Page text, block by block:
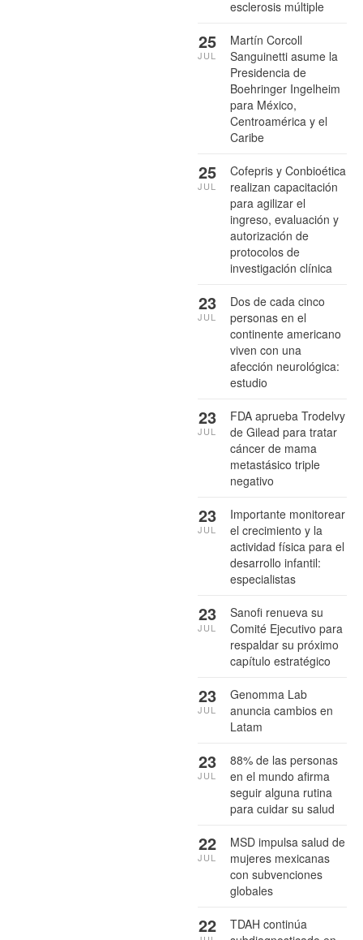
esclerosis múltiple
Martín Corcoll
Sanguinetti asume la
Presidencia de
Boehringer Ingelheim
para México,
Centroamérica y el
Caribe
25
JUL
Cofepris y Conbioética
realizan capacitación
para agilizar el
ingreso, evaluación y
autorización de
protocolos de
investigación clínica
25
JUL
Dos de cada cinco
personas en el
continente americano
viven con una
afección neurológica:
estudio
23
JUL
FDA aprueba Trodelvy
de Gilead para tratar
cáncer de mama
metastásico triple
negativo
23
JUL
Importante monitorear
el crecimiento y la
actividad física para el
desarrollo infantil:
especialistas
23
JUL
Sanofi renueva su
Comité Ejecutivo para
respaldar su próximo
capítulo estratégico
23
JUL
Genomma Lab
anuncia cambios en
Latam
23
JUL
88% de las personas
en el mundo afirma
seguir alguna rutina
para cuidar su salud
23
JUL
MSD impulsa salud de
mujeres mexicanas
con subvenciones
globales
22
JUL
TDAH continúa
22